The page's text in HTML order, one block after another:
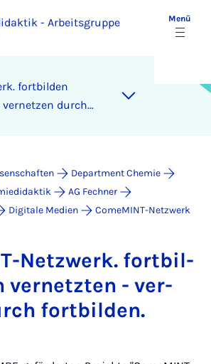
- Arbeitsgruppe
Menü
fort­bil­den
durch
Department Chemie
AG Fechner
Digitale Medien ComeMINT-Netzwerk
Netz­werk. fort­bil­
ver­netz­ten - ver­
fort­bil­den.